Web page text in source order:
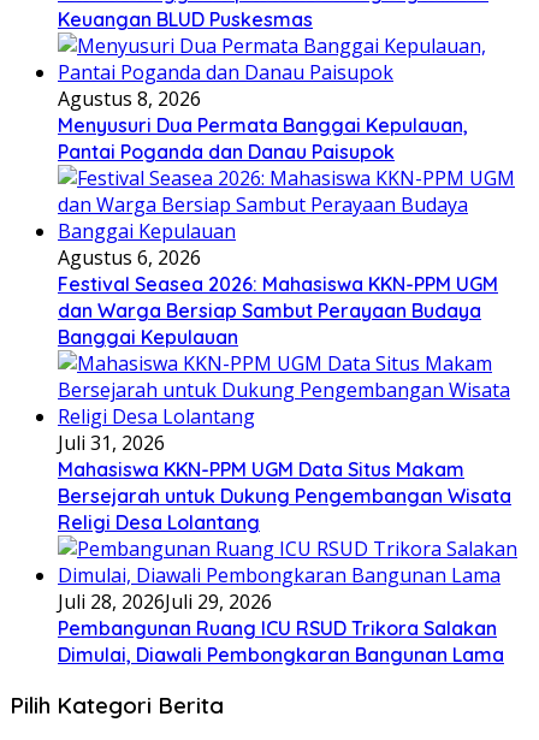
Keuangan BLUD Puskesmas
Agustus 8, 2026
Menyusuri Dua Permata Banggai Kepulauan,
Pantai Poganda dan Danau Paisupok
Agustus 6, 2026
Festival Seasea 2026: Mahasiswa KKN-PPM UGM
dan Warga Bersiap Sambut Perayaan Budaya
Banggai Kepulauan
Juli 31, 2026
Mahasiswa KKN-PPM UGM Data Situs Makam
Bersejarah untuk Dukung Pengembangan Wisata
Religi Desa Lolantang
Juli 28, 2026Juli 29, 2026
Pembangunan Ruang ICU RSUD Trikora Salakan
Dimulai, Diawali Pembongkaran Bangunan Lama
Pilih Kategori Berita